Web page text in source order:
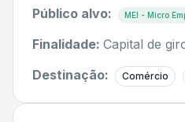
Público alvo: MEI - Micro
Finalidade: Capital de
Destinação:
Comércio